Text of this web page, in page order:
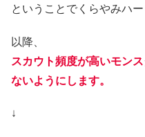
ということでくらやみハー
以降、
スカウト頻度が高いモン
ないようにします。
↓